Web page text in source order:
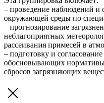
– проведение наблюдений и
окружающей среды по
– прогнозирование
неблагоприятных
рассеивания примесей в
– подготовку и
обосновывающих
сбросов загрязняющих